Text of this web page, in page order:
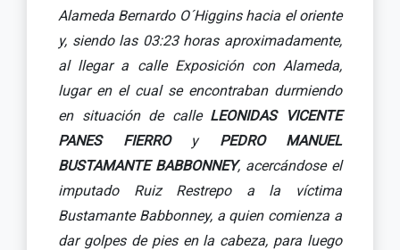
Alameda Bernardo O´Higgins hacia el oriente
y, siendo las 03:23 horas aproximadamente,
al llegar a calle Exposición con Alameda,
lugar en el cual se encontraban durmiendo
en situación de calle LEONIDAS VICENTE
PANES FIERROy PEDRO MANUEL
BUSTAMANTE BABBONNEY, acercándose el
imputado Ruiz Restrepo a la víctima
Bustamante Babbonney, a quien comienza a
dar golpes de pies en la cabeza, para luego